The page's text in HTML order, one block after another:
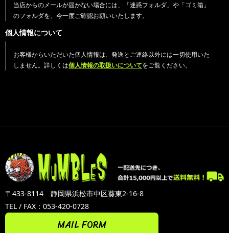
当店からのメールが届かない場合には、「迷惑フォルダ」や「ゴミ箱」
のフォルダを、今一度ご確認お願いいたします。
個人情報について
お客様からいただいた個人情報は、発送とご連絡以外には一切使用いた
しません。詳しくは個人情報の取扱いについてをご覧ください。
〒433-8114 静岡県浜松市中区葵東2-16-8
TEL / FAX：053-420-0728
MAIL FORM